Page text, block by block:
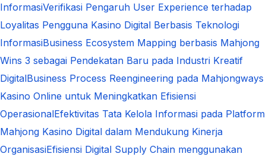
InformasiVerifikasi Pengaruh User Experience terhadap
Loyalitas Pengguna Kasino Digital Berbasis Teknologi
InformasiBusiness Ecosystem Mapping berbasis Mahjong
Wins 3 sebagai Pendekatan Baru pada Industri Kreatif
DigitalBusiness Process Reengineering pada Mahjongways
Kasino Online untuk Meningkatkan Efisiensi
OperasionalEfektivitas Tata Kelola Informasi pada Platform
Mahjong Kasino Digital dalam Mendukung Kinerja
OrganisasiEfisiensi Digital Supply Chain menggunakan